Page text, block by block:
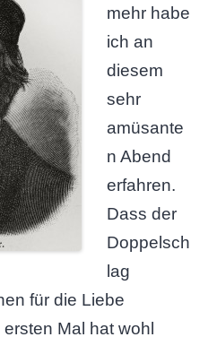
mehr habe
ich an
diesem
sehr
amüsante
n Abend
erfahren.
Dass der
Doppelsch
lag
für die Liebe
Mal hat wohl